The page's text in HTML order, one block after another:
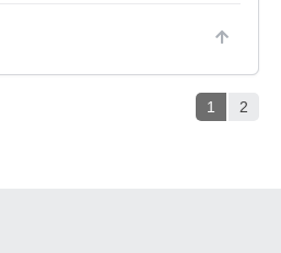
1 2